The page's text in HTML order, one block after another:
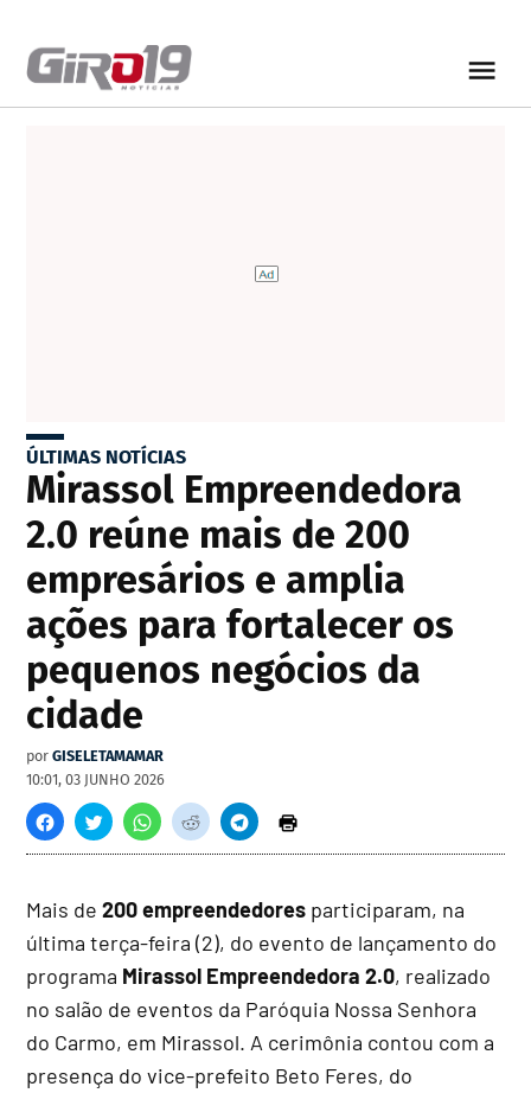
ÚLTIMAS NOTÍCIAS
Mirassol Empreendedora
2.0 reúne mais de 200
empresários e amplia
ações para fortalecer os
pequenos negócios da
cidade
por GISELETAMAMAR
10:01, 03 JUNHO 2026
Mais de200 empreendedores participaram, na
última terça-feira (2), do evento de lançamento do
programa Mirassol Empreendedora 2.0, realizado
no salão de eventos da Paróquia Nossa Senhora
do Carmo, em Mirassol. A cerimônia contou com a
presença do vice-prefeito Beto Feres, do